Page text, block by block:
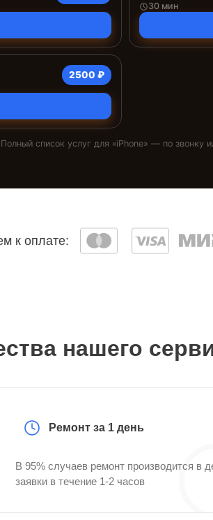
30 мин
2500 ₽
Полный список услуг для «iPhone» — по звонку
к оплате:
нашего
Ремонт за 1 день
В 95% случаев ремонт производится в
заявки в течение 1-2 часов